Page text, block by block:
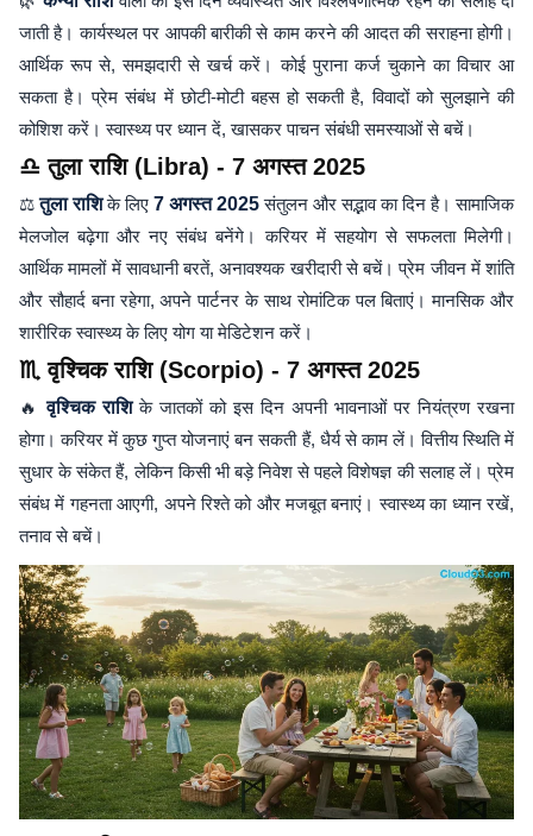
जाती है। कार्यस्थल पर आपकी बारीकी से काम करने की आदत की सराहना होगी।
आर्थिक रूप से, समझदारी से खर्च करें। कोई पुराना कर्ज चुकाने का विचार आ
सकता है। प्रेम संबंध में छोटी-मोटी बहस हो सकती है, विवादों को सुलझाने की
कोशिश करें। स्वास्थ्य पर ध्यान दें, खासकर पाचन संबंधी समस्याओं से बचें।
♎ तुला राशि (Libra) - 7 अगस्त 2025
⚖️ तुला राशिके लिए 7 अगस्त 2025संतुलन और सद्भाव का दिन है। सामाजिक
मेलजोल बढ़ेगा और नए संबंध बनेंगे। करियर में सहयोग से सफलता मिलेगी।
आर्थिक मामलों में सावधानी बरतें, अनावश्यक खरीदारी से बचें। प्रेम जीवन में शांति
और सौहार्द बना रहेगा, अपने पार्टनर के साथ रोमांटिक पल बिताएं। मानसिक और
शारीरिक स्वास्थ्य के लिए योग या मेडिटेशन करें।
♏ वृश्चिक राशि (Scorpio) - 7 अगस्त 2025
🔥 वृश्चिक राशिके जातकों को इस दिन अपनी भावनाओं पर नियंत्रण रखना
होगा। करियर में कुछ गुप्त योजनाएं बन सकती हैं, धैर्य से काम लें। वित्तीय स्थिति में
सुधार के संकेत हैं, लेकिन किसी भी बड़े निवेश से पहले विशेषज्ञ की सलाह लें। प्रेम
संबंध में गहनता आएगी, अपने रिश्ते को और मजबूत बनाएं। स्वास्थ्य का ध्यान रखें,
तनाव से बचें।